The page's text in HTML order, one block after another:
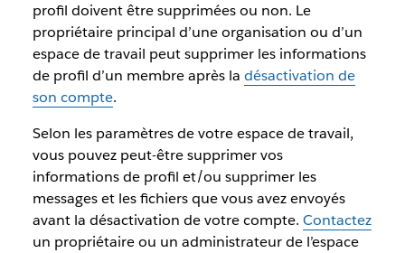
profil doivent être supprimées ou non. Le
propriétaire principal d’une organisation ou d’un
espace de travail peut supprimer les informations
de profil d’un membre après la désactivation de
son compte.
Selon les paramètres de votre espace de travail,
vous pouvez peut-être supprimer vos
informations de profil et/ou supprimer les
messages et les fichiers que vous avez envoyés
avant la désactivation de votre compte. Contactez
un propriétaire ou un administrateur de l’espace